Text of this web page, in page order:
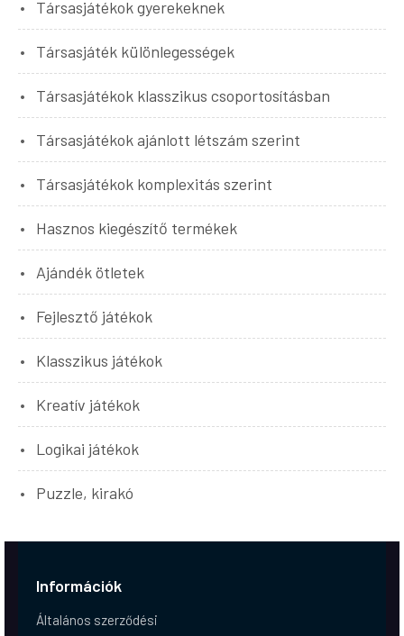
Társasjátékok gyerekeknek
Társasjáték különlegességek
Társasjátékok klasszikus csoportosításban
Társasjátékok ajánlott létszám szerint
Társasjátékok komplexitás szerint
Hasznos kiegészítő termékek
Ajándék ötletek
Fejlesztő játékok
Klasszikus játékok
Kreatív játékok
Logikai játékok
Puzzle, kirakó
Információk
Általános szerződési